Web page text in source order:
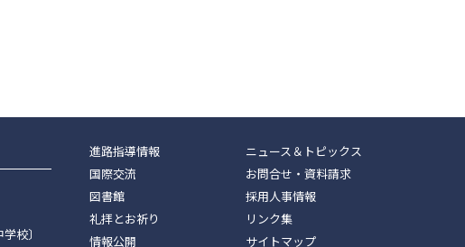
校〕
進路指導情報
国際交流
図書館
礼拝とお祈り
情報公開
ニュース＆トピックス
お問合せ・資料請求
採用人事情報
リンク集
サイトマップ